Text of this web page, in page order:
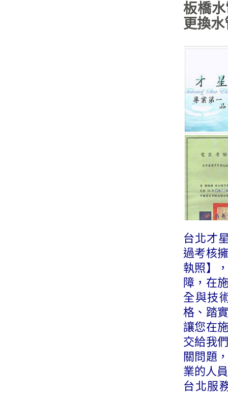
板橋
更換水
台北才
過考核
執照】
障，在
全與技
格、踏
讓您在
交給我
關問題
業的人
台北服